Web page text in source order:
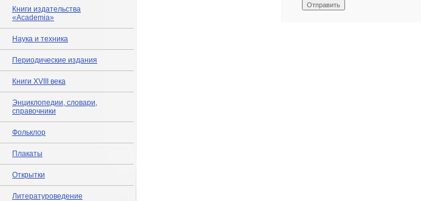
Книги издательства
«Academia»
Наука и техника
Периодические издания
Книги XVIII века
Энциклопедии, словари,
справочники
Фольклор
Плакаты
Открытки
Литературоведение